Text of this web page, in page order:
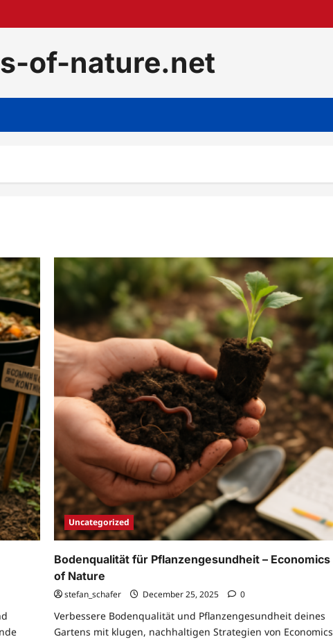
of-nature.net
Uncategorized
Bodenqualität für Pflanzengesundheit – Economics
of Nature
stefan_schafer December 25, 2025 0
Verbessere Bodenqualität und Pflanzengesundheit deines
Gartens mit klugen, nachhaltigen Strategien von Economics